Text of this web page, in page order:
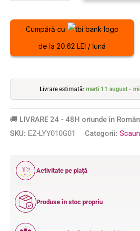
Cumpără cu
de la 20.62 LEI / lună
Livrare estimată: marți 11 august -
🚚 LIVRARE 24 - 48H oriunde în
SKU: EZ-LYY010G01 Categorii:
12
ANI
Activitate pe piață
Produse în stoc propriu